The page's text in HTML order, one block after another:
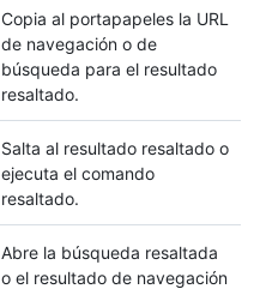
Copia al portapapeles la URL
de navegación o de
búsqueda para el resultado
resaltado.
Salta al resultado resaltado o
ejecuta el comando
resaltado.
Abre la búsqueda resaltada
o el resultado de navegación